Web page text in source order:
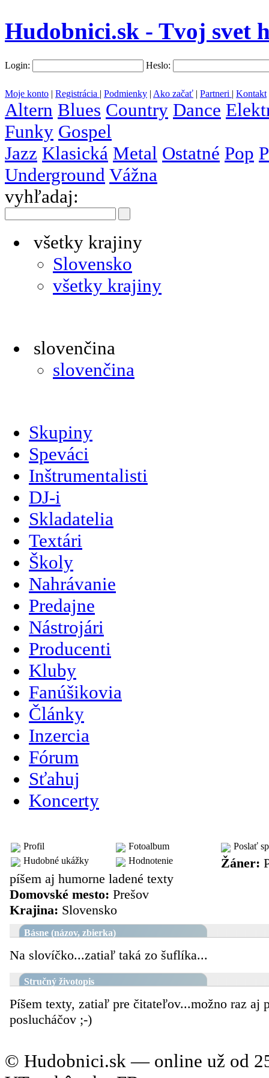
Hudobnici.sk - Tvoj svet
Login: Heslo:
Moje konto | Registrácia | Podmienky | Ako začať | Partneri | Kontakt
Altern Blues Country Dance
Funky Gospel
Jazz Klasická Metal Ostatné Pop
Underground Vážna
vyhľadaj:
všetky krajiny
Slovensko
všetky krajiny
slovenčina
slovenčina
Skupiny
Speváci
Inštrumentalisti
DJ-i
Skladatelia
Textári
Školy
Nahrávanie
Predajne
Nástrojári
Producenti
Kluby
Fanúšikovia
Články
Inzercia
Fórum
Sťahuj
Koncerty
Profil Fotoalbum
Poslať
Hudobné ukážky
Hodnotenie Žáner:
píšem aj humorne ladené texty
Domovské mesto: Prešov
Krajina: Slovensko
Básne (názov, zbierka)
Na slovíčko...zatiaľ taká zo šuflíka...
Stručný životopis
Píšem texty, zatiaľ pre čitateľov...možno raz aj
poslucháčov ;-)
© Hudobnici.sk — online už od